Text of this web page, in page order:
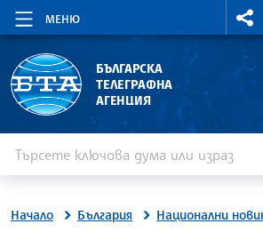
МЕНЮ
БЪЛГАРСКА
ТЕЛЕГРАФНА
АГЕНЦИЯ
Начало България Национални